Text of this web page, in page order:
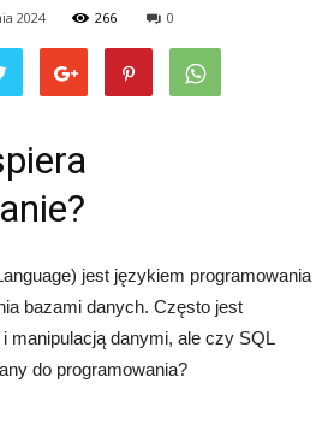
2024 266 0
jest językiem programowania
bazami danych. Często jest
manipulacją danymi, ale czy SQL
do programowania?